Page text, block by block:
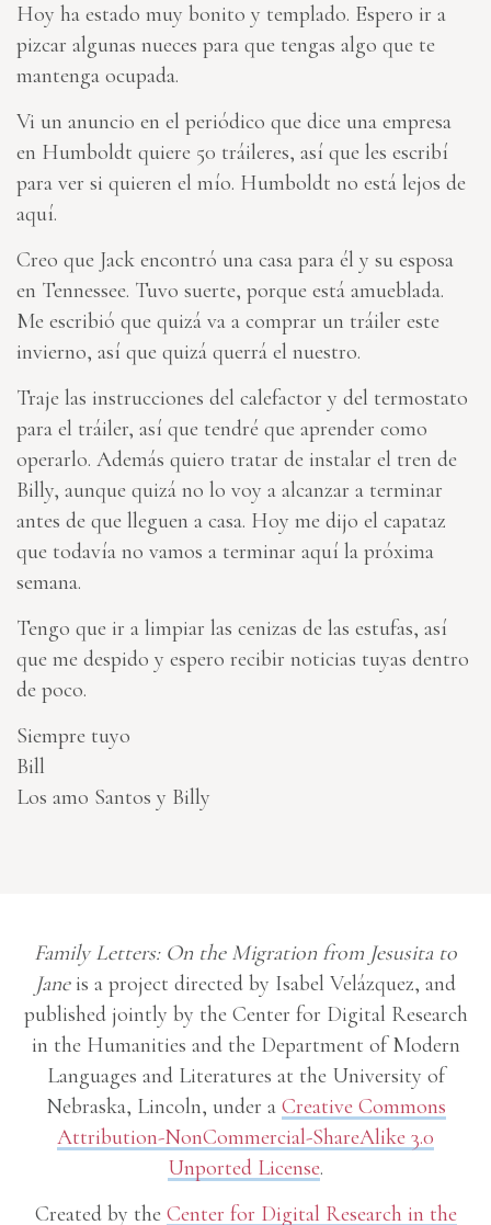
Hoy ha estado muy bonito y templado. Espero ir a
pizcar algunas nueces para que tengas algo que te
mantenga ocupada.
Vi un anuncio en el periódico que dice una empresa
en Humboldt quiere 50 tráileres, así que les escribí
para ver si quieren el mío. Humboldt no está lejos de
aquí.
Creo que Jack encontró una casa para él y su esposa
en Tennessee. Tuvo suerte, porque está amueblada.
Me escribió que quizá va a comprar un tráiler este
invierno, así que quizá querrá el nuestro.
Traje las instrucciones del calefactor y del termostato
para el tráiler, así que tendré que aprender como
operarlo. Además quiero tratar de instalar el tren de
Billy, aunque quizá no lo voy a alcanzar a terminar
antes de que lleguen a casa. Hoy me dijo el capataz
que todavía no vamos a terminar aquí la próxima
semana.
Tengo que ir a limpiar las cenizas de las estufas, así
que me despido y espero recibir noticias tuyas dentro
de poco.
Siempre tuyo
Bill
Los amo Santos y Billy
Family Letters: On the Migration from Jesusita to
Janeis a project directed by Isabel Velázquez, and
published jointly by the Center for Digital Research
in the Humanities and the Department of Modern
Languages and Literatures at the University of
Nebraska, Lincoln, under a Creative Commons
Attribution-NonCommercial-ShareAlike 3.0
Unported License.
Created by the Center for Digital Research in the